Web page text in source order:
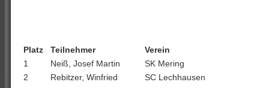
Platz Teilnehmer
Verein
1
Neiß, Josef Martin
SK Mering
2
Rebitzer, Winfried
SC Lechhausen